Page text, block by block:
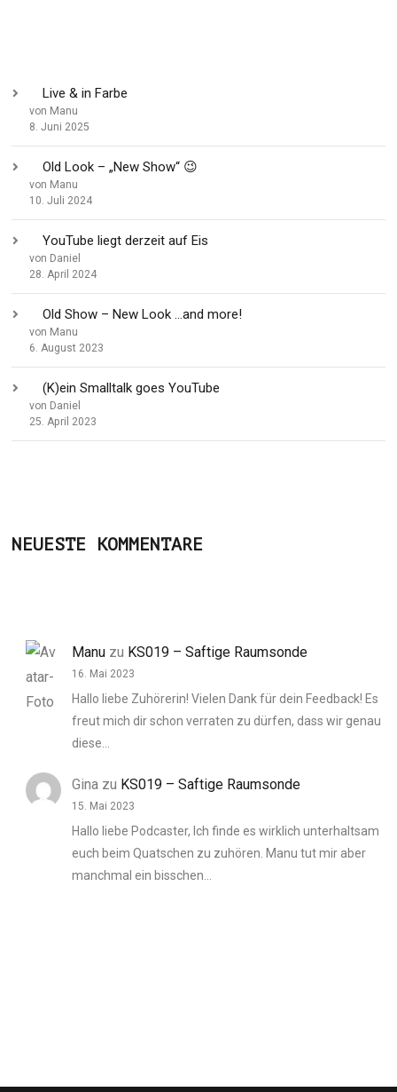
Live & in Farbe
von Manu
8. Juni 2025
Old Look – „New Show“ 😉
von Manu
10. Juli 2024
YouTube liegt derzeit auf Eis
von Daniel
28. April 2024
Old Show – New Look …and more!
von Manu
6. August 2023
(K)ein Smalltalk goes YouTube
von Daniel
25. April 2023
NEUESTE KOMMENTARE
Manu zu KS019 – Saftige Raumsonde
16. Mai 2023
Hallo liebe Zuhörerin! Vielen Dank für dein Feedback! Es
freut mich dir schon verraten zu dürfen, dass wir genau
diese…
Gina zu KS019 – Saftige Raumsonde
15. Mai 2023
Hallo liebe Podcaster, Ich finde es wirklich unterhaltsam
euch beim Quatschen zu zuhören. Manu tut mir aber
manchmal ein bisschen…